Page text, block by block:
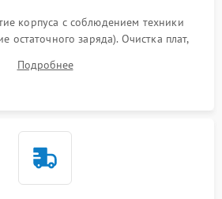
корпуса с соблюдением техники
остаточного заряда). Очистка плат,
перегрева и замыканий.
Подробнее